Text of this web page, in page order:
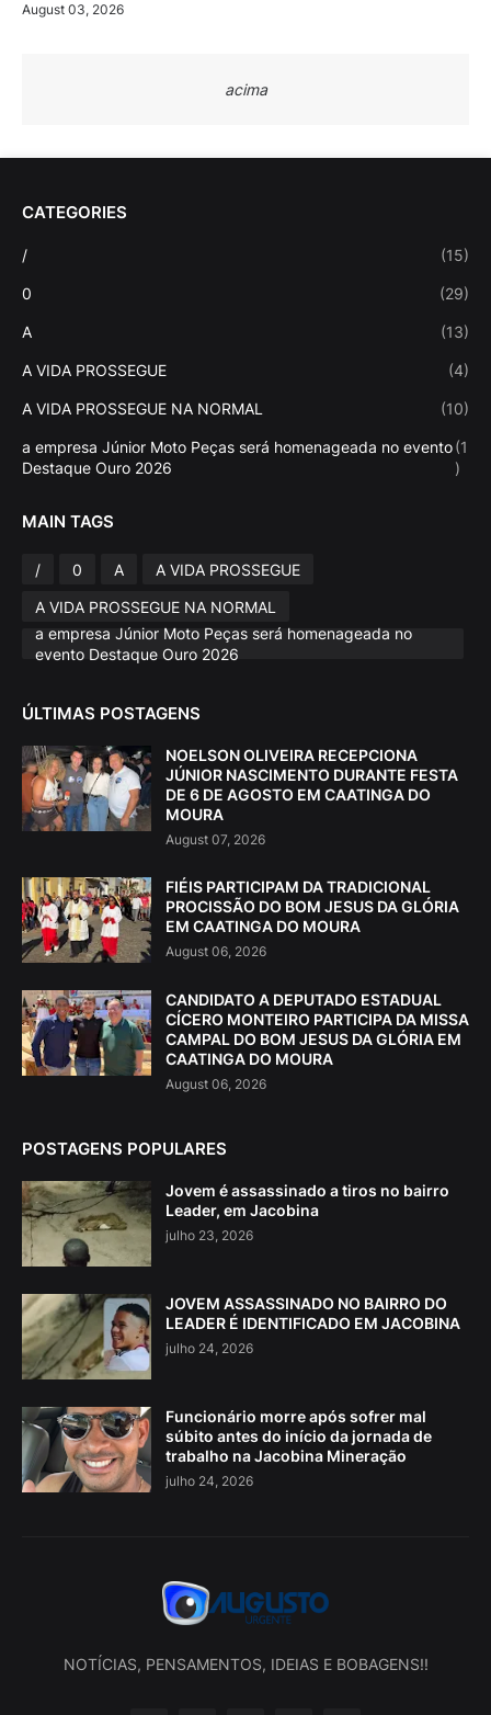
August 03, 2026
acima
CATEGORIES
/ (15)
0 (29)
A (13)
A VIDA PROSSEGUE (4)
A VIDA PROSSEGUE NA NORMAL (10)
a empresa Júnior Moto Peças será homenageada no evento
Destaque Ouro 2026
(1
)
MAIN TAGS
/ 0 A
A VIDA PROSSEGUE
A VIDA PROSSEGUE NA NORMAL
a empresa Júnior Moto Peças será homenageada no
evento Destaque Ouro 2026
ÚLTIMAS POSTAGENS
NOELSON OLIVEIRA RECEPCIONA
JÚNIOR NASCIMENTO DURANTE FESTA
DE 6 DE AGOSTO EM CAATINGA DO
MOURA
August 07, 2026
FIÉIS PARTICIPAM DA TRADICIONAL
PROCISSÃO DO BOM JESUS DA GLÓRIA
EM CAATINGA DO MOURA
August 06, 2026
CANDIDATO A DEPUTADO ESTADUAL
CÍCERO MONTEIRO PARTICIPA DA MISSA
CAMPAL DO BOM JESUS DA GLÓRIA EM
CAATINGA DO MOURA
August 06, 2026
POSTAGENS POPULARES
Jovem é assassinado a tiros no bairro
Leader, em Jacobina
julho 23, 2026
JOVEM ASSASSINADO NO BAIRRO DO
LEADER É IDENTIFICADO EM JACOBINA
julho 24, 2026
Funcionário morre após sofrer mal
súbito antes do início da jornada de
trabalho na Jacobina Mineração
julho 24, 2026
NOTÍCIAS, PENSAMENTOS, IDEIAS E BOBAGENS!!